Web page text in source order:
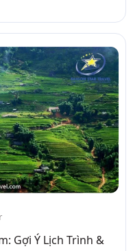
Gợi Ý Lịch Trình &